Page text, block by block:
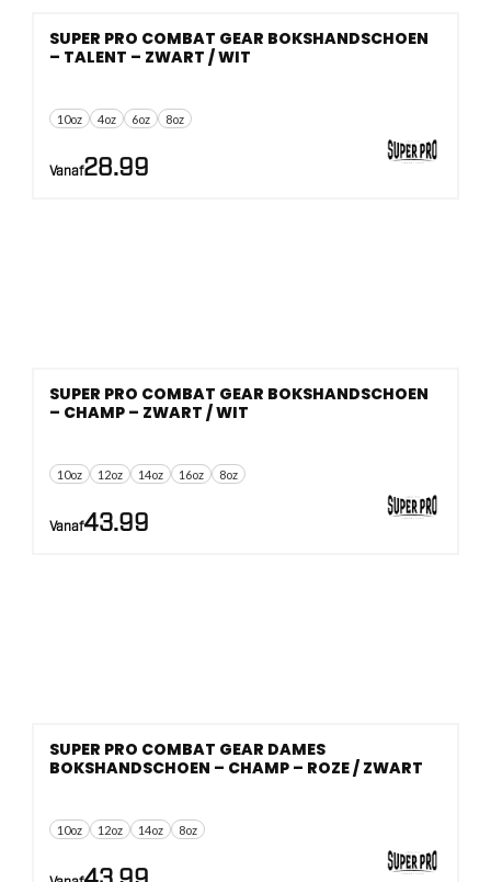
10oz 4oz 6oz 8oz
SUPER PRO COMBAT GEAR BOKSHANDSCHOEN
– TALENT – ZWART / WIT
Vanaf28.99
10oz 12oz 14oz 16oz 8oz
SUPER PRO COMBAT GEAR BOKSHANDSCHOEN
– CHAMP – ZWART / WIT
Vanaf43.99
10oz 12oz 14oz 8oz
SUPER PRO COMBAT GEAR DAMES
BOKSHANDSCHOEN – CHAMP – ROZE / ZWART